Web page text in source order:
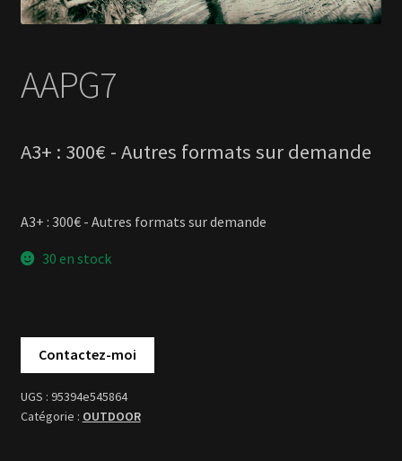
A3+ : 300€ - Autres formats sur demande
30 en stock
95394e545864
OUTDOOR